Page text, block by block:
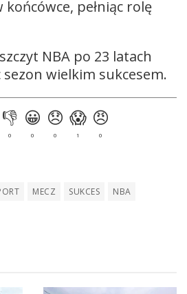
pełniąc rolę
NBA po 23 latach
wielkim sukcesem.
MECZ SUKCES NBA